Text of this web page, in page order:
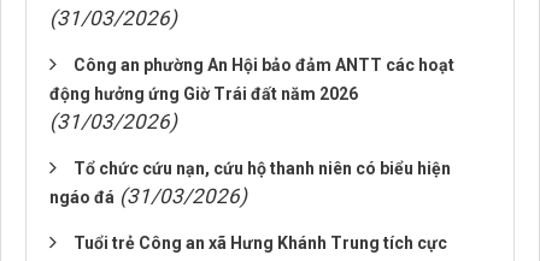
(31/03/2026)
Công an phường An Hội bảo đảm ANTT các hoạt
động hưởng ứng Giờ Trái đất năm 2026
(31/03/2026)
Tổ chức cứu nạn, cứu hộ thanh niên có biểu hiện
ngáo đá (31/03/2026)
Tuổi trẻ Công an xã Hưng Khánh Trung tích cực